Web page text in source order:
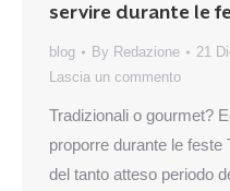
servire durante le
blog By Redazione
21
Lascia un commento
Tradizionali o gourmet?
proporre durante le feste
del tanto atteso periodo